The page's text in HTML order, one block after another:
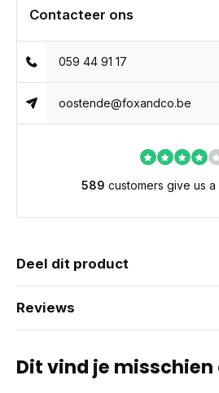
Contacteer ons
059 44 91 17
oostende@foxandco.be
589 customers give us a
Deel dit product
Reviews
Dit vind je misschien